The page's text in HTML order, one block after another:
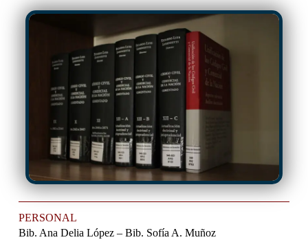
PERSONAL
Bib. Ana Delia López – Bib. Sofía A. Muñoz